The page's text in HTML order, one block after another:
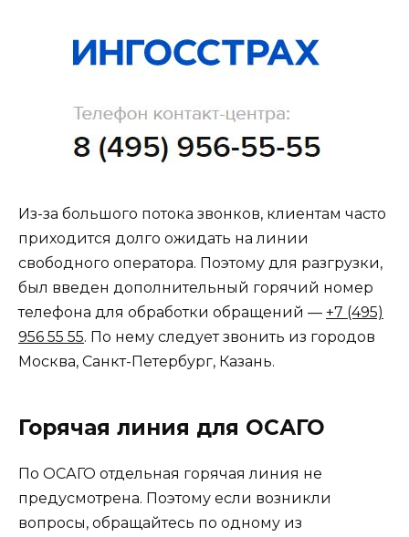
Из-за большого потока звонков, клиентам часто
приходится долго ожидать на линии
свободного оператора. Поэтому для разгрузки,
был введен дополнительный горячий номер
телефона для обработки обращений — +7 (495)
956 55 55. По нему следует звонить из городов
Москва, Санкт-Петербург, Казань.
Горячая линия для ОСАГО
По ОСАГО отдельная горячая линия не
предусмотрена. Поэтому если возникли
вопросы, обращайтесь по одному из